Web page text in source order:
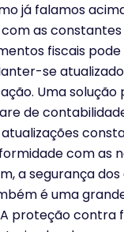
já falamos
as
fiscais pode
se
Uma solução
de
com as
a segurança
é uma
proteção contra